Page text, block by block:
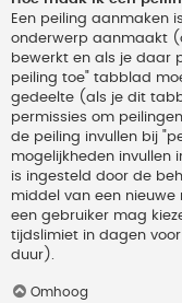
Een peiling aanmaken
onderwerp aanmaakt
bewerkt en als je daar
peiling toe" tabblad
gedeelte (als je dit
permissies om
de peiling invullen bij
mogelijkheden invullen
is ingesteld door de
middel van een nieuwe
een gebruiker mag
tijdslimiet in dagen
duur).
Omhoog